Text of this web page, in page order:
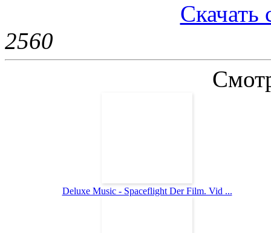
Скачать
2560
Deluxe Music - Spaceflight Der Film. Vid ...